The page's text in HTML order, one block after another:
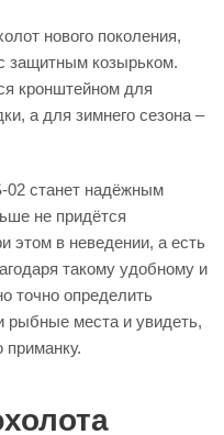
нового поколения,
защитным козырьком.
кронштейном для
а для зимнего сезона –
02 станет надёжным
не придётся
этом в неведении, а есть
такому удобному и
точно определить
рыбные места и увидеть,